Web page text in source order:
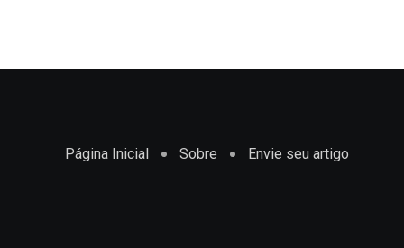
Página Inicial Sobre Envie seu artigo